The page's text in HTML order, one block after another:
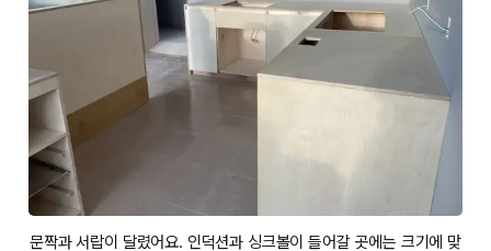
문짝과 서랍이 달렸어요. 인덕션과 싱크볼이 들어갈 곳에는 크기에 맞